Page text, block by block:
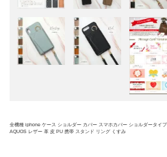
全機種 iphone ケース ショルダー カバー スマホカバー ショルダータイ
AQUOS レザー 革 皮 PU 携帯 スタンド リング くすみ